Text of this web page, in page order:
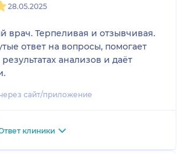
28.05.2025
врач. Терпеливая и отзывчивая.
ответ на вопросы, помогает
анализов и даёт
сайт/приложение
клиники